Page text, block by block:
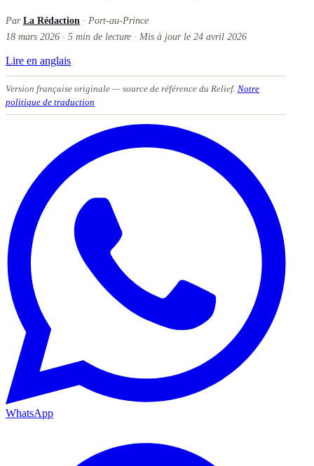
Par La Rédaction · Port-au-Prince
18 mars 2026 · 5 min de lecture · Mis à jour le 24 avril 2026
Lire en anglais
Version française originale — source de référence du Relief. Notre
politique de traduction
WhatsApp